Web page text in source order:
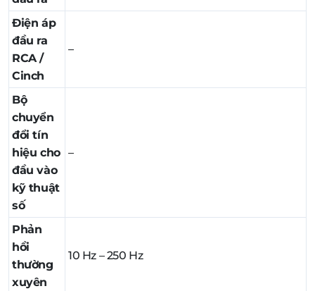
Điện áp
đầu ra
RCA /
Cinch
–
Bộ
chuyển
đổi tín
hiệu cho
đầu vào
kỹ thuật
số
–
Phản
hồi
thường
xuyên
10 Hz – 250 Hz